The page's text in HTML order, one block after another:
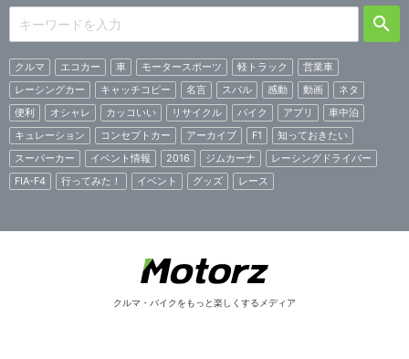
クルマ エコカー 車 モータースポーツ 軽トラック
営業車
レーシングカー
キャッチコピー 名言 スバル 感動 動画
ネタ
便利
オシャレ カッコいい リサイクル バイク アプリ
車中泊
キュレーション
コンセプトカー アーカイブ F1
知っておきたい
スーパーカー
イベント情報 2016 ジムカーナ
レーシングドライバー
FIA-F4
行ってみた！ イベント グッズ レース
クルマ・バイクをもっと楽しくするメディア